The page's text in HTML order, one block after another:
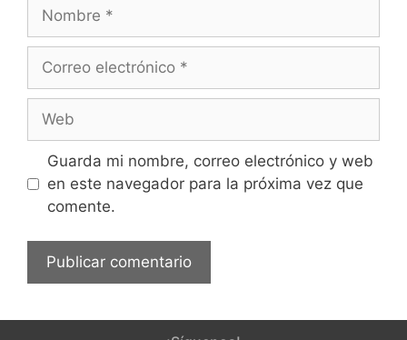
Guarda mi nombre, correo electrónico y web
en este navegador para la próxima vez que
comente.